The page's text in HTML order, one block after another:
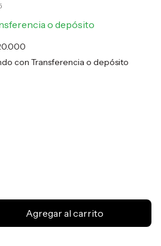
o depósito
con Transferencia o depósito